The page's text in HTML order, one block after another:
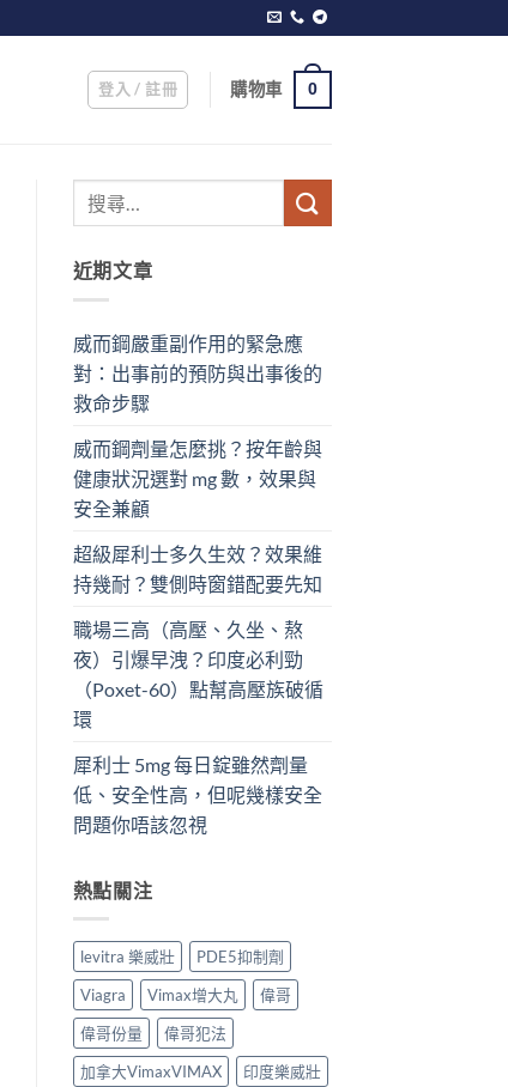
登入 / 註冊 購物車 0
近期文章
威而鋼嚴重副作用的緊急應
對：出事前的預防與出事後的
救命步驟
威而鋼劑量怎麼挑？按年齡與
健康狀況選對 mg 數，效果與
安全兼顧
超級犀利士多久生效？效果維
持幾耐？雙側時窗錯配要先知
職場三高（高壓、久坐、熬
夜）引爆早洩？印度必利勁
（Poxet-60）點幫高壓族破循
環
犀利士 5mg 每日錠雖然劑量
低、安全性高，但呢幾樣安全
問題你唔該忽視
熱點關注
levitra 樂威壯
PDE5抑制劑
Viagra
Vimax增大丸
偉哥
偉哥份量
偉哥犯法
加拿大VimaxVIMAX
印度樂威壯